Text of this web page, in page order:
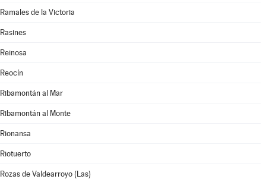
Ramales de la Victoria
Rasines
Reinosa
Reocín
Ribamontán al Mar
Ribamontán al Monte
Rionansa
Riotuerto
Rozas de Valdearroyo (Las)